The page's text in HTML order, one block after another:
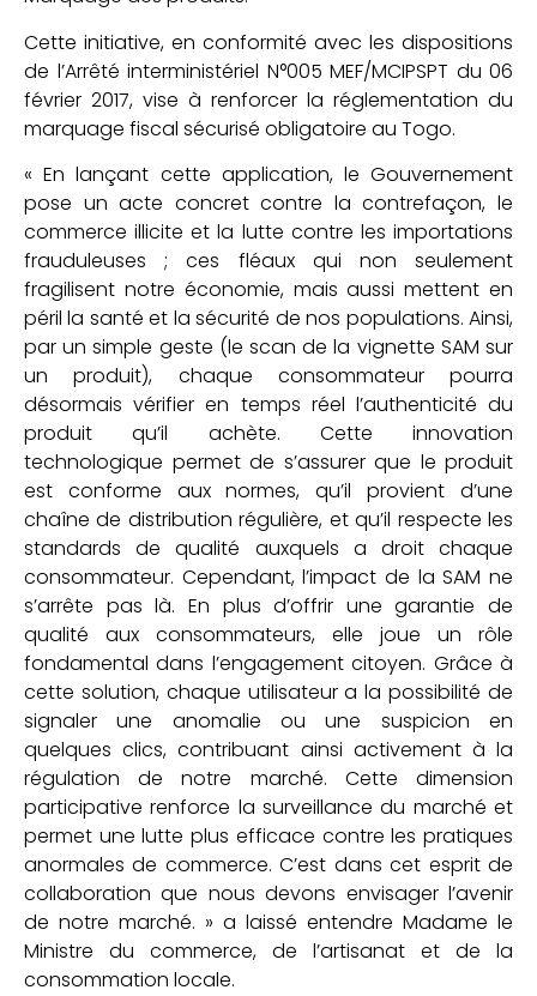
Cette initiative, en conformité avec les dispositions
de l’Arrêté interministériel N°005 MEF/MCIPSPT du 06
février 2017, vise à renforcer la réglementation du
marquage fiscal sécurisé obligatoire au Togo.
« En lançant cette application, le Gouvernement
pose un acte concret contre la contrefaçon, le
commerce illicite et la lutte contre les importations
frauduleuses ; ces fléaux qui non seulement
fragilisent notre économie, mais aussi mettent en
péril la santé et la sécurité de nos populations. Ainsi,
par un simple geste (le scan de la vignette SAM sur
un produit), chaque consommateur pourra
désormais vérifier en temps réel l’authenticité du
produit qu’il achète. Cette innovation
technologique permet de s’assurer que le produit
est conforme aux normes, qu’il provient d’une
chaîne de distribution régulière, et qu’il respecte les
standards de qualité auxquels a droit chaque
consommateur. Cependant, l’impact de la SAM ne
s’arrête pas là. En plus d’offrir une garantie de
qualité aux consommateurs, elle joue un rôle
fondamental dans l’engagement citoyen. Grâce à
cette solution, chaque utilisateur a la possibilité de
signaler une anomalie ou une suspicion en
quelques clics, contribuant ainsi activement à la
régulation de notre marché. Cette dimension
participative renforce la surveillance du marché et
permet une lutte plus efficace contre les pratiques
anormales de commerce. C’est dans cet esprit de
collaboration que nous devons envisager l’avenir
de notre marché. » a laissé entendre Madame le
Ministre du commerce, de l’artisanat et de la
consommation locale.